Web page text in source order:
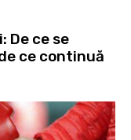
De ce se
ce continuă